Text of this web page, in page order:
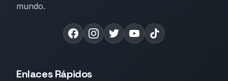
mundo.
Enlaces Rápidos